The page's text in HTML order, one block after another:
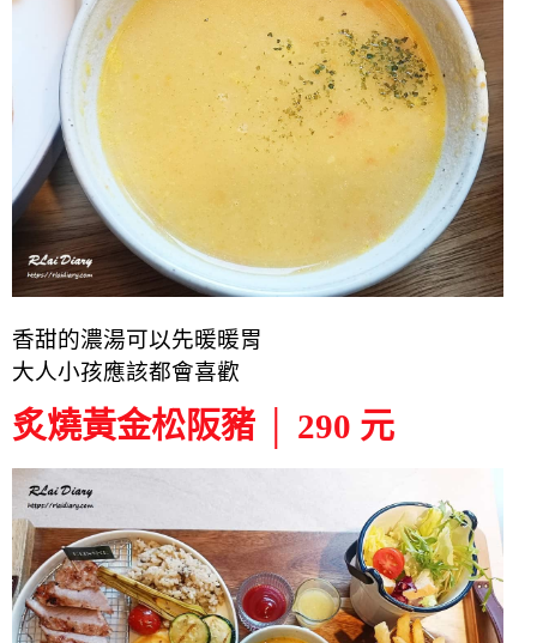
香甜的濃湯可以先暖暖胃
大人小孩應該都會喜歡
炙燒黃金松阪豬 │ 290 元